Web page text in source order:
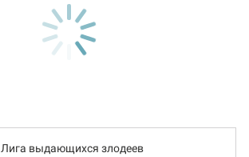
Лига выдающихся злодеев